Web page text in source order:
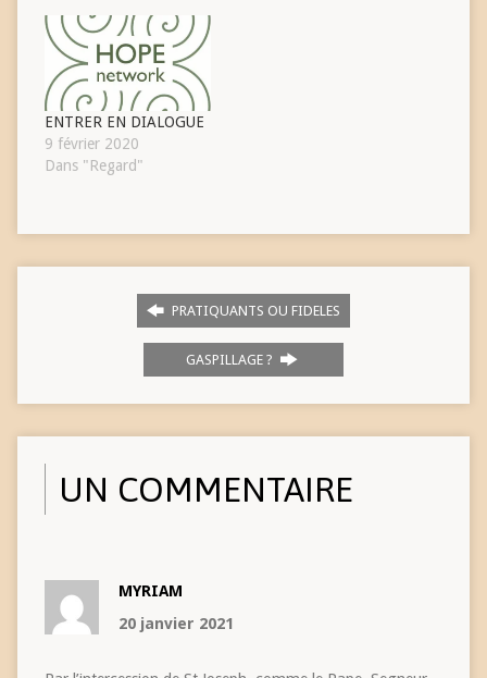
ENTRER EN DIALOGUE
9 février 2020
Dans "Regard"
PRATIQUANTS OU FIDELES
GASPILLAGE ?
UN COMMENTAIRE
MYRIAM
20 janvier 2021